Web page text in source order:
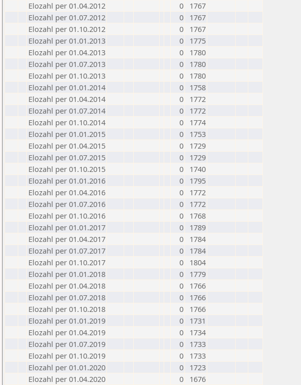
Elozahl per 01.04.2012
0
1767
Elozahl per 01.07.2012
0
1767
Elozahl per 01.10.2012
0
1767
Elozahl per 01.01.2013
0
1775
Elozahl per 01.04.2013
0
1780
Elozahl per 01.07.2013
0
1780
Elozahl per 01.10.2013
0
1780
Elozahl per 01.01.2014
0
1758
Elozahl per 01.04.2014
0
1772
Elozahl per 01.07.2014
0
1772
Elozahl per 01.10.2014
0
1774
Elozahl per 01.01.2015
0
1753
Elozahl per 01.04.2015
0
1729
Elozahl per 01.07.2015
0
1729
Elozahl per 01.10.2015
0
1740
Elozahl per 01.01.2016
0
1795
Elozahl per 01.04.2016
0
1772
Elozahl per 01.07.2016
0
1772
Elozahl per 01.10.2016
0
1768
Elozahl per 01.01.2017
0
1789
Elozahl per 01.04.2017
0
1784
Elozahl per 01.07.2017
0
1784
Elozahl per 01.10.2017
0
1804
Elozahl per 01.01.2018
0
1779
Elozahl per 01.04.2018
0
1766
Elozahl per 01.07.2018
0
1766
Elozahl per 01.10.2018
0
1766
Elozahl per 01.01.2019
0
1731
Elozahl per 01.04.2019
0
1734
Elozahl per 01.07.2019
0
1733
Elozahl per 01.10.2019
0
1733
Elozahl per 01.01.2020
0
1723
Elozahl per 01.04.2020
0
1676